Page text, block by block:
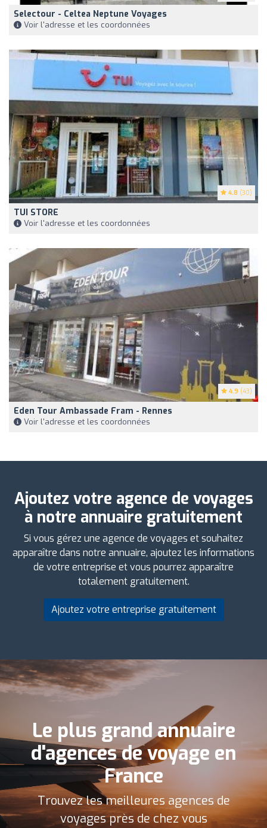
Selectour - Celtea Neptune Voyages
Voir l'adresse et les coordonnées
4.8 (30)
TUI STORE
Voir l'adresse et les coordonnées
4.9 (43)
Eden Tour Ambassade Fram - Rennes
Voir l'adresse et les coordonnées
Ajoutez votre agence de voyages
à notre annuaire gratuitement
Si vous gérez une agence de voyages et souhaitez
apparaître dans notre annuaire, ajoutez les informations
de votre entreprise et vous pourrez apparaître
totalement gratuitement.
Ajoutez votre entreprise gratuitement
Le plus grand annuaire
d'agences de voyage en
France
Trouvez les meilleures agences de
voyages près de chez vous